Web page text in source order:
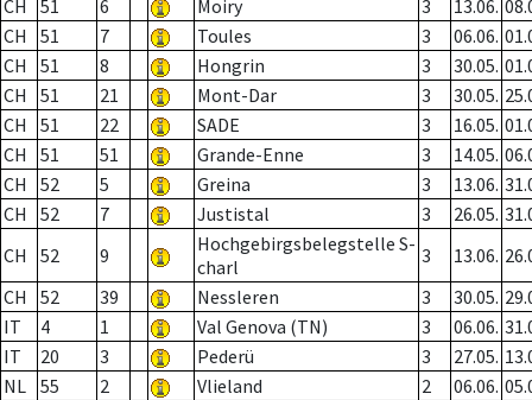
CH 51 6 Moiry 3 13.06.
CH
51 7 Toules 3 06.06.
CH
51 8 Hongrin 3 30.05.
CH
51 21 Mont-Dar 3 30.05.
CH
51 22 SADE 3 16.05.
CH
51 51 Grande-Enne 3 14.05.
CH
52 5 Greina 3 13.06.
CH
52 7 Justistal 3 26.05.
CH
52 9
Hochgebirgsbelegstelle S-
charl
3 13.06.
CH
52 39 Nessleren 3 30.05.
IT
4 1 Val Genova (TN) 3 06.06.
IT
20 3 Pederü 3 27.05.
NL 55 2 Vlieland 2 06.06.